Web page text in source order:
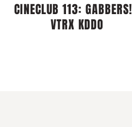
CINECLUB 113:
VTRX KDDO